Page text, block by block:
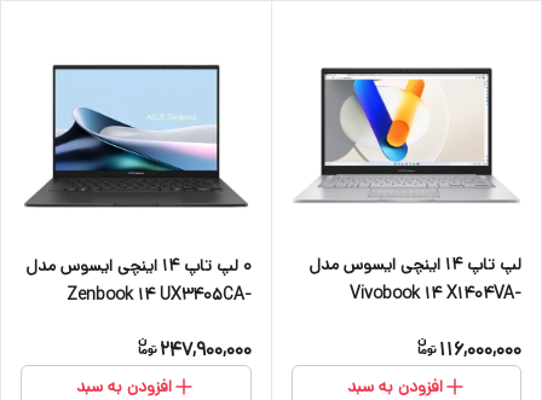
لپ تاپ 14 اینچی ایسوس مدل
Vivobook 14 X1404VA-
3200MHz-512GB SSD-TN
116,000,000
افزودن به سبد
0 لپ تاپ 14 اینچی ایسوس مدل
Zenbook 14 UX3405CA-
16GB LPDDR5X-512GB SSD-
OLED Touch-Backlit-W
247,900,000
افزودن به سبد